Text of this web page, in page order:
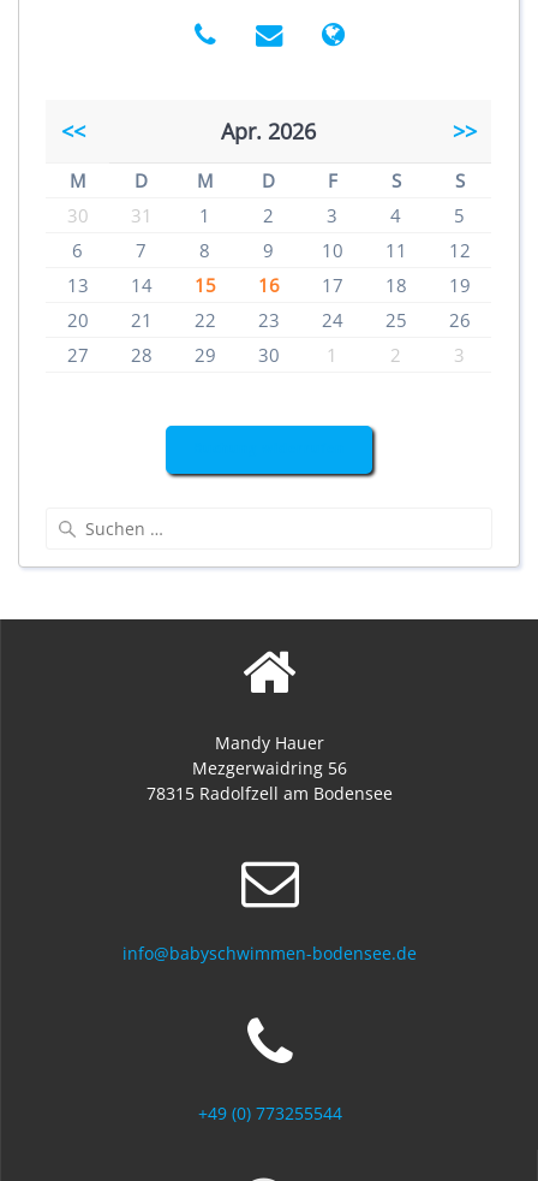
<< Apr. 2026 >>
M D M D F S
S
30
31 1 2 3 4
5
6
7 8 9 10 11
12
13
14 15 16 17 18
19
20
21 22 23 24 25
26
27
28 29 30 1 2 3
Mandy Hauer
Mezgerwaidring 56
78315 Radolfzell am Bodensee
info@babyschwimmen-bodensee.de
+49 (0) 773255544